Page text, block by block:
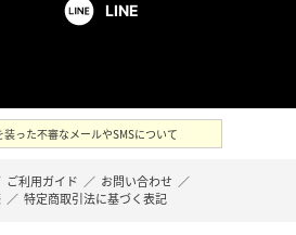
LINE
装った不審なメールやSMSについて
ご利用ガイド ／ お問い合わせ ／
／ 特定商取引法に基づく表記